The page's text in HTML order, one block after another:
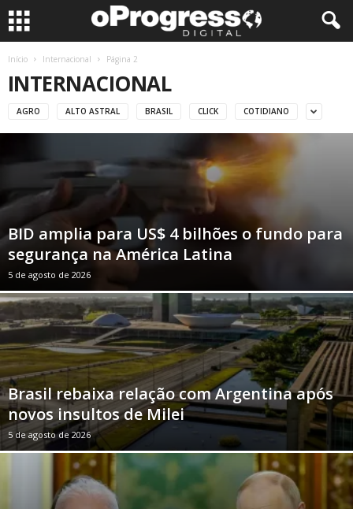
Início Internacional Página 2
INTERNACIONAL
AGRO ALTO ASTRAL BRASIL CLICK COTIDIANO
BID amplia para US$ 4 bilhões o fundo para
segurança na América Latina
5 de agosto de 2026
Brasil rebaixa relação com Argentina após
novos insultos de Milei
5 de agosto de 2026